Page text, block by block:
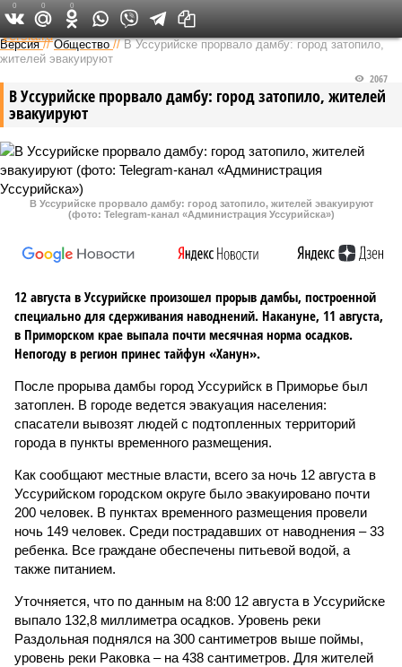
Федеральный выпуск
Версия //Общество //В Уссурийске прорвало дамбу: город затопило,
жителей эвакуируют
В Уссурийске прорвало дамбу: город затопило, жителей
эвакуируют
2067
В Уссурийске прорвало дамбу: город затопило, жителей эвакуируют
(фото: Telegram-канал «Администрация Уссурийска»)
12 августа в Уссурийске произошел прорыв дамбы, построенной
специально для сдерживания наводнений. Накануне, 11 августа,
в Приморском крае выпала почти месячная норма осадков.
Непогоду в регион принес тайфун «Ханун».
После прорыва дамбы город Уссурийск в Приморье был
затоплен. В городе ведется эвакуация населения:
спасатели вывозят людей с подтопленных территорий
города в пункты временного размещения.
Как сообщают местные власти, всего за ночь 12 августа в
Уссурийском городском округе было эвакуировано почти
200 человек. В пунктах временного размещения провели
ночь 149 человек. Среди пострадавших от наводнения – 33
ребенка. Все граждане обеспечены питьевой водой, а
также питанием.
Уточняется, что по данным на 8:00 12 августа в Уссурийске
выпало 132,8 миллиметра осадков. Уровень реки
Раздольная поднялся на 300 сантиметров выше поймы,
уровень реки Раковка – на 438 сантиметров. Для жителей
0 0 0